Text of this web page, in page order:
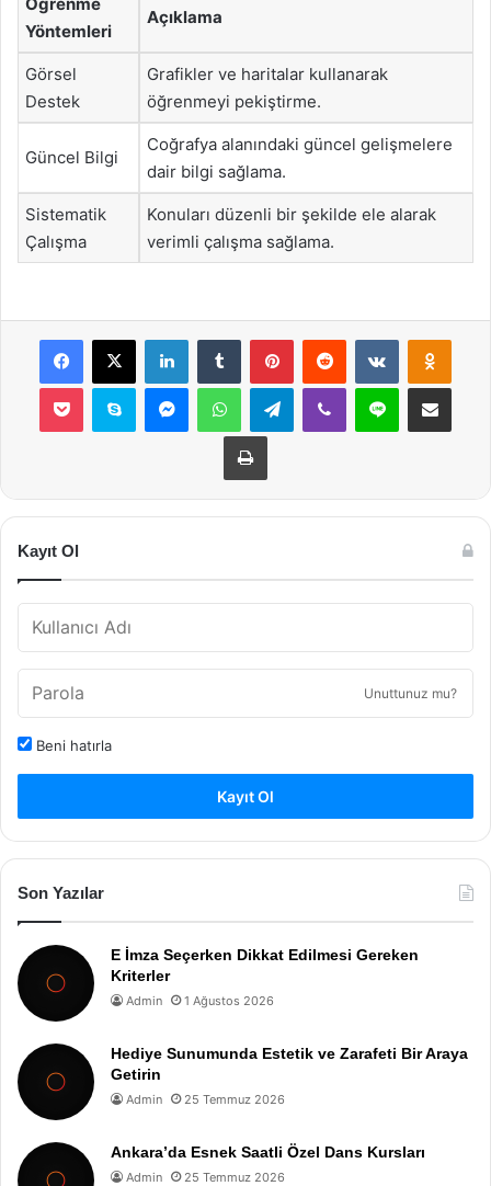
Yöntemleri
Açıklama
Görsel
Destek
Grafikler ve haritalar kullanarak
öğrenmeyi pekiştirme.
Güncel Bilgi
Coğrafya alanındaki güncel gelişmelere
dair bilgi sağlama.
Sistematik
Çalışma
Konuları düzenli bir şekilde ele alarak
verimli çalışma sağlama.
Facebook
X LinkedInTumblr PinterestReddit VKontakte
Pocket Skype MessengerWhatsAppTelegramViber Line E-Posta ile
Yazdır
Kayıt Ol
Unuttunuz mu?
Beni hatırla
Kayıt Ol
Son Yazılar
E İmza Seçerken Dikkat Edilmesi Gereken
Kriterler
Admin 1 Ağustos 2026
Hediye Sunumunda Estetik ve Zarafeti Bir Araya
Getirin
Admin 25 Temmuz 2026
Ankara’da Esnek Saatli Özel Dans Kursları
Admin 25 Temmuz 2026